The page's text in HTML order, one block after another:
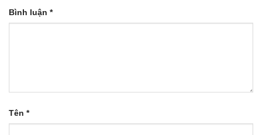
Bình luận *
Tên *